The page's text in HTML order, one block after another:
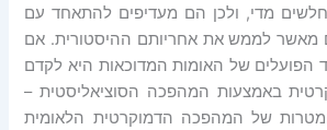
מדי, ולכן הם מעדיפים להתאחד עם
מאשר לממש את אחריותם ההיסטורית. אם
הפועלים של האומות המדוכאות היא לקדם
באמצעות המהפכה הסוציאליסטית –
של המהפכה הדמוקרטית הלאומית